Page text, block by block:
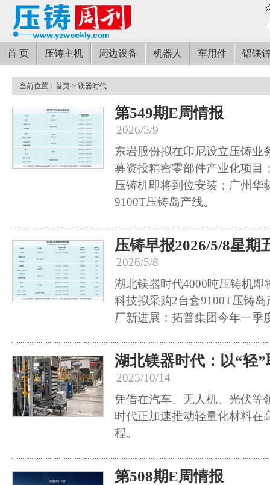
首 页 压铸主机 周边设备 机器人 车用件 铝镁
当前位置： 首页 > 镁器时代
第549期E周情报
2026/5/9
东岩股份拟在印尼设立压铸业
募资投精密零部件产业化项目
压铸机即将到位安装；广州华
9100T压铸岛产线。
压铸早报2026/5/8星期
2026/5/8
湖北镁器时代4000吨压铸机即
科技拟采购2台套9100T压铸
厂新进展；拓普集团今年一季
湖北镁器时代：以“轻
2025/10/14
凭借在汽车、无人机、光伏等
时代正加速推动轻量化材料在
程。
第508期E周情报